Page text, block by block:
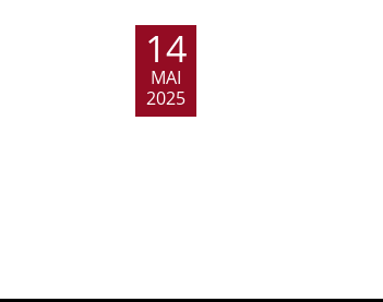
14
MAI
2025